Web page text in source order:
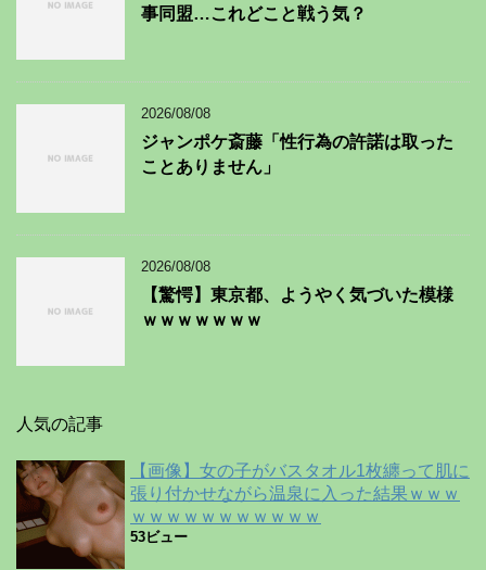
事同盟…これどこと戦う気？
2026/08/08
ジャンポケ斎藤「性行為の許諾は取った
ことありません」
2026/08/08
【驚愕】東京都、ようやく気づいた模様
ｗｗｗｗｗｗｗ
人気の記事
【画像】女の子がバスタオル1枚纏って肌に
張り付かせながら温泉に入った結果ｗｗｗ
ｗｗｗｗｗｗｗｗｗｗｗ
53ビュー